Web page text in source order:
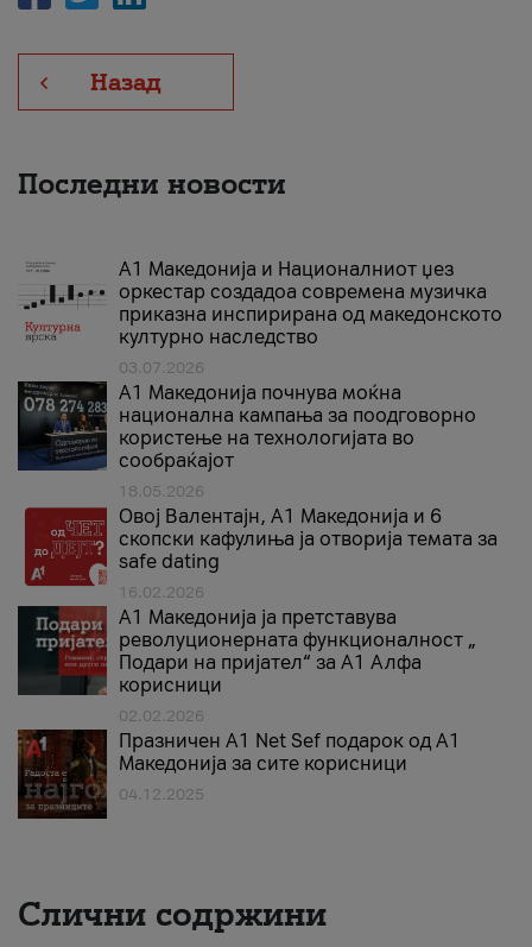
Назад
Последни новости
А1 Македонија и Националниот џез
оркестар создадоа современа музичка
приказна инспирирана од македонското
културно наследство
03.07.2026
A1 Македонија почнува моќна
национална кампања за поодговорно
користење на технологијата во
сообраќајот
18.05.2026
Овој Валентајн, A1 Македонија и 6
скопски кафулиња ја отворија темата за
safe dating
16.02.2026
А1 Македонија ја претставува
револуционерната функционалност „
Подари на пријател“ за А1 Алфа
корисници
02.02.2026
Празничен A1 Net Sеf подарок од А1
Македонија за сите корисници
04.12.2025
Слични содржини